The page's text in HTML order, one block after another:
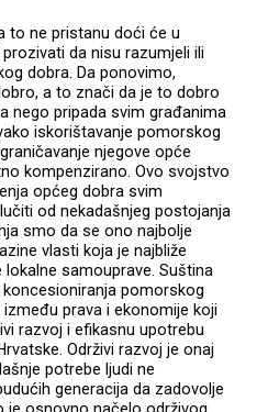
to ne pristanu doći će u
da nisu razumjeli ili
dobra. Da ponovimo,
a to znači da je to dobro
nego pripada svim građanima
iskorištavanje pomorskog
njegove opće
kompenzirano. Ovo svojstvo
općeg dobra svim
od nekadašnjeg postojanja
smo da se ono najbolje
vlasti koja je najbliže
samouprave. Suština
pomorskog
prava i ekonomije koji
razvoj i efikasnu upotrebu
Održivi razvoj je onaj
potrebe ljudi ne
generacija da zadovolje